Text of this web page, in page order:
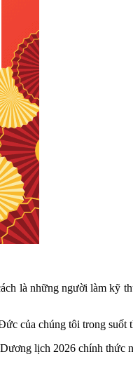
là những người làm kỹ
của chúng tôi trong suốt
lịch 2026 chính thức